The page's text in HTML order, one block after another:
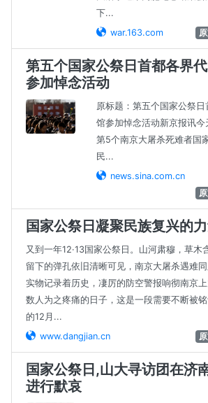
下...
war.163.com
第五个国家公祭日首都各界
参加悼念活动
原标题：第五个国家公祭
馆参加悼念活动新京报讯今
第5个南京大屠杀死难者国
民...
news.sina.com.cn
国家公祭日凝聚民族复兴的
又到一年12·13国家公祭日。山河肃穆，草木
留下的弹孔依旧清晰可见，南京大屠杀遇难
实物记录着历史，凄厉的防空警报响彻南京
数人为之疼痛的日子，这是一段需要不断被
的12月...
www.dangjian.cn
国家公祭日,山大寻访团在济
进行默哀